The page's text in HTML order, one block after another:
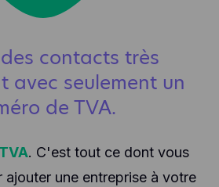
contacts très
avec seulement un
de TVA.
. C'est tout ce dont vous
ajouter une entreprise à votre